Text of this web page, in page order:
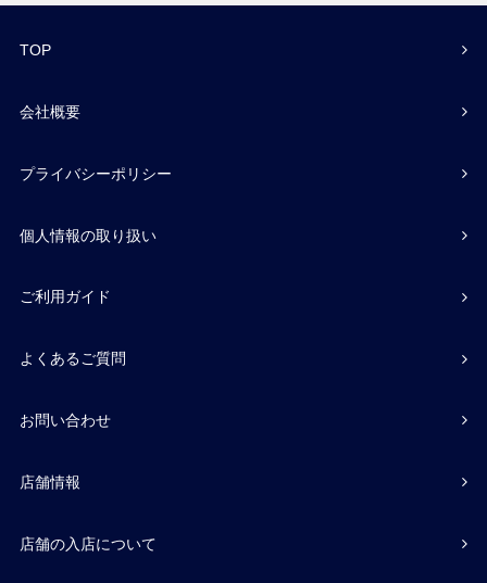
TOP
会社概要
プライバシーポリシー
個人情報の取り扱い
ご利用ガイド
よくあるご質問
お問い合わせ
店舗情報
店舗の入店について